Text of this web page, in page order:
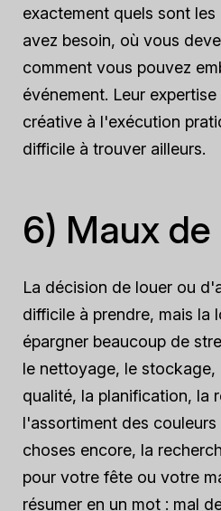
exactement quels sont
avez besoin, où vous
comment vous pouvez
événement. Leur
créative à l'exécution
difficile à trouver ailleurs.
6) Maux
La décision de louer ou
difficile à prendre, mais la
épargner beaucoup de
le nettoyage, le stockage,
qualité, la planification, la
l'assortiment des
choses encore, la
pour votre fête ou votre
résumer en un mot : mal